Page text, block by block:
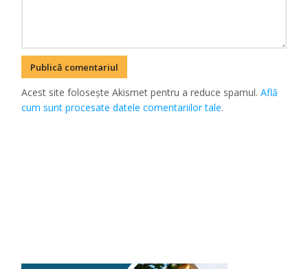
Acest site folosește Akismet pentru a reduce spamul.Află
cum sunt procesate datele comentariilor tale.